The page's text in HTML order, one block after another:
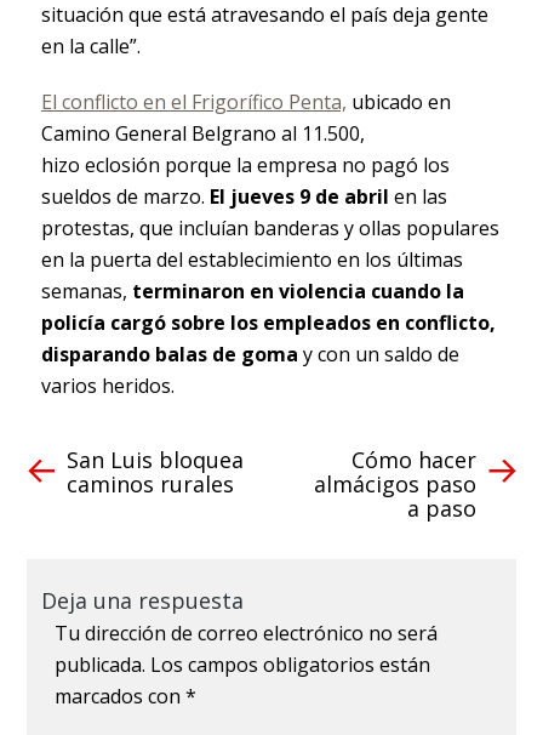
situación que está atravesando el país deja gente
en la calle”.
El conflicto en el Frigorífico Penta, ubicado en
Camino General Belgrano al 11.500,
hizo eclosión porque la empresa no pagó los
sueldos de marzo. El jueves 9 de abril en las
protestas, que incluían banderas y ollas populares
en la puerta del establecimiento en los últimas
semanas, terminaron en violencia cuando la
policía cargó sobre los empleados en conflicto,
disparando balas de goma y con un saldo de
varios heridos.
San Luis bloquea
caminos rurales
Cómo hacer
almácigos paso
a paso
Deja una respuesta
Tu dirección de correo electrónico no será
publicada. Los campos obligatorios están
marcados con*